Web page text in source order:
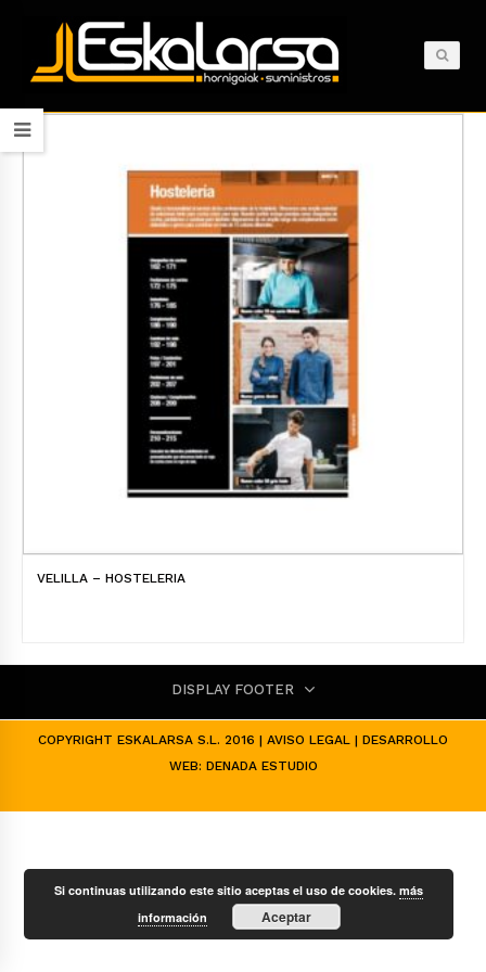
VELILLA – HOSTELERIA
DISPLAY FOOTER
COPYRIGHT ESKALARSA S.L. 2016 | AVISO LEGAL | DESARROLLO
WEB: DENADA ESTUDIO
Si continuas utilizando este sitio aceptas el uso de cookies.más
información
Aceptar